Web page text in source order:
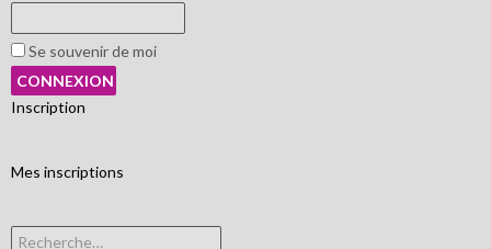
Se souvenir de moi
Inscription
Mes inscriptions
Rechercher :